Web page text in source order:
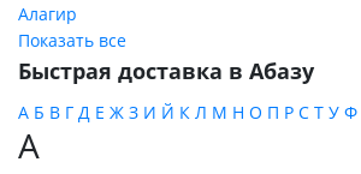
Алагир
Показать все
Быстрая доставка в Абазу
А Б В Г Д Е Ж З И Й К Л М Н О П Р С Т У Ф
А